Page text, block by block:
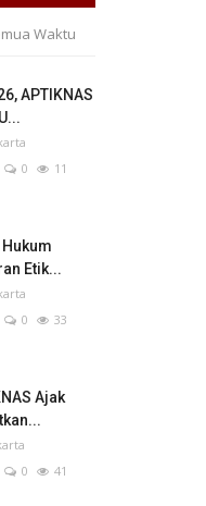
Waktu
APTIKNAS
0
11
Etik...
0
33
Ajak
0
41